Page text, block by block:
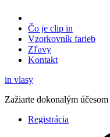
Čo je clip in
Vzorkovník farieb
Zľavy
Kontakt
in vlasy
Zažiarte dokonalým účesom
Registrácia